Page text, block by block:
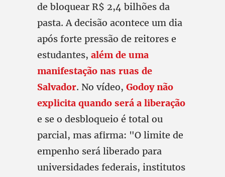
de bloquear R$ 2,4 bilhões da
pasta. A decisão acontece um dia
após forte pressão de reitores e
estudantes, além de uma
manifestação nas ruas de
Salvador. No vídeo, Godoy não
explicita quando será a liberação
e se o desbloqueio é total ou
parcial, mas afirma: "O limite de
empenho será liberado para
universidades federais, institutos